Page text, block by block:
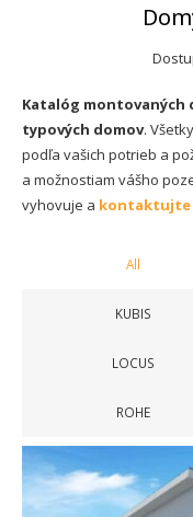
Katalóg montovaných
typových domov.
podľa vašich potrieb a
a možnostiam vášho
vyhovuje a kontaktujte
All
KUBIS
LOCUS
ROHE